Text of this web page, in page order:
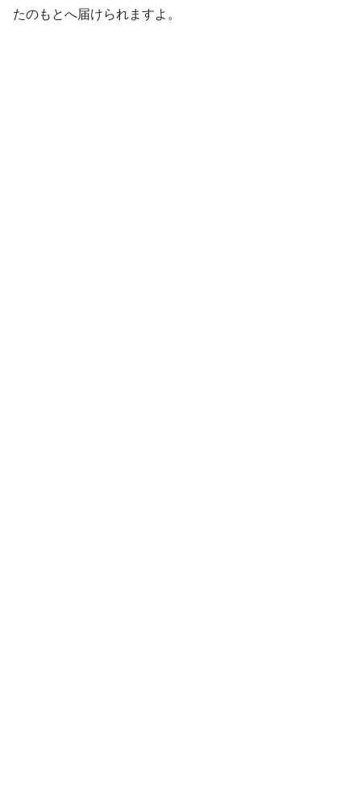
たのもとへ届けられますよ。